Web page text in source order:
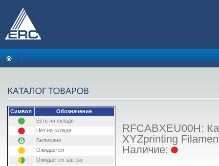
Символ
Обозначение
Есть на складе
Нет на складе
Выписано
Ожидается
Ожидается завтра
RFCABXEU00H:
XYZprinting
Наличие: